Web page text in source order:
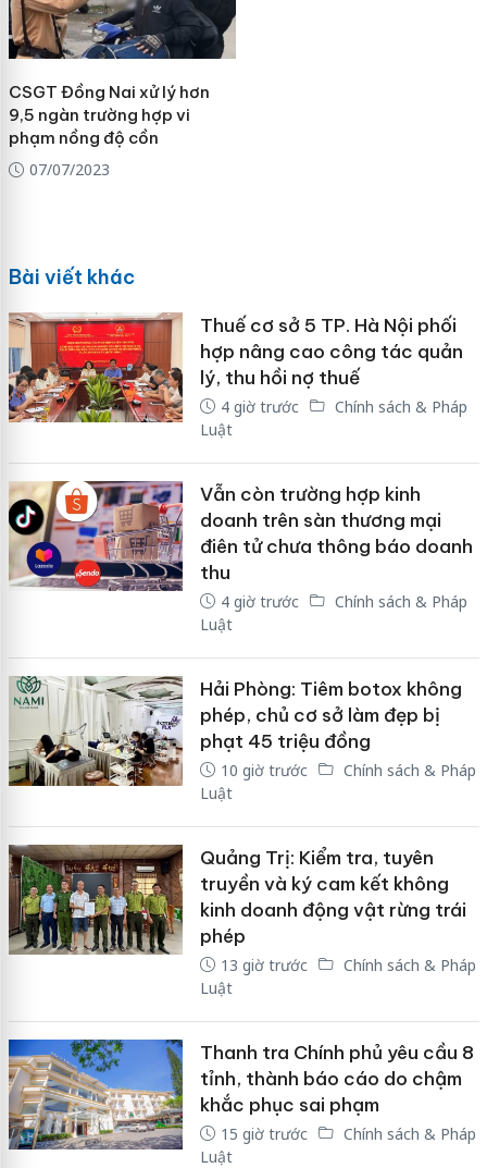
CSGT Đồng Nai xử lý hơn
9,5 ngàn trường hợp vi
phạm nồng độ cồn
07/07/2023
Bài viết khác
Thuế cơ sở 5 TP. Hà Nội phối
hợp nâng cao công tác quản
lý, thu hồi nợ thuế
4 giờ trước
Chính sách & Pháp
Luật
Vẫn còn trường hợp kinh
doanh trên sàn thương mại
điên tử chưa thông báo doanh
thu
4 giờ trước
Chính sách & Pháp
Luật
Hải Phòng: Tiêm botox không
phép, chủ cơ sở làm đẹp bị
phạt 45 triệu đồng
10 giờ trước
Chính sách & Pháp
Luật
Quảng Trị: Kiểm tra, tuyên
truyền và ký cam kết không
kinh doanh động vật rừng trái
phép
13 giờ trước
Chính sách & Pháp
Luật
Thanh tra Chính phủ yêu cầu 8
tỉnh, thành báo cáo do chậm
khắc phục sai phạm
15 giờ trước
Chính sách & Pháp
Luật